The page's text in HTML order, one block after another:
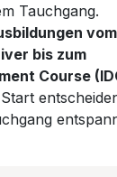
Tauchgang.
vom
bis zum
Course